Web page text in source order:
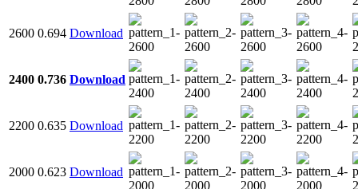
2600 0.694 Download
2400 0.736 Download
2200 0.635 Download
2000 0.623 Download